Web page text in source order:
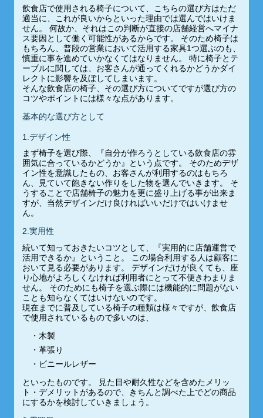
飲食店で使用される椅子について、こちらの選び方はただ
適当に、これが良いからといった理由では選んではいけま
せん。 何故か、それはこの判断が直接の店舗経営へマイナ
ス要因として働く可能性があるからです。 そのため椅子は
もちろん、普段の営業において活用する家具1つ選ぶのも、
慎重に事を進めていかなくてはなりません。 特に椅子とテ
ーブルに関しては、お客さんが通ってくれるかどうかダイ
レクトに影響を及ぼしてしまいます。
そんな飲食店の椅子、その選び方についてですが選び方の
コツやポイントには様々な点があります。
基本的な選び方として
1.デザイン性
まず椅子を選び際、『自分が作ろうとしている飲食店の雰
囲気に合っているかどうか』という点です。 そのためデザ
イン性を意識したもの、お客さんが利用するのはもちろ
ん、見ていて飽きない作りをした物を選んでいきます。 そ
うすることで店舗椅子の魅力を更に盛り上げる事が出来ま
すが、当然デザインだけ良ければいいだけではいけませ
ん。
2.実用性
続いて知っておきたいコツとして、『実用的に店舗運営で
活用できるか』ということ。 この場合利用する人は顧客に
おいて見る必要があります。 デザインだけが良くても、座
り心地がよろしくなければ利用者にとって不便きわまりま
せん。 そのためにも椅子を選ぶ際には機能的に問題がない
ことも知らなくてはいけないのです。
現在までに普及している椅子の種類は様々ですが、飲食店
で使用されているもので多いのは、
木製
革張り
ビニールレザー
といったものです。 見た目や耐久性などを含めたメリッ
ト・デメリットがあるので、きちんと調べた上でどの商品
にするかを検討していきましょう。